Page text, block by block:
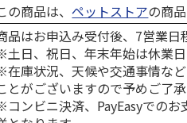
の商品は、ペットストアの商
品はお申込み受付後、7営業日
土日、祝日、年末年始は休業日
在庫状況、天候や交通事情な
とがございますので予めご了承
コンビニ決済、PayEasyでの